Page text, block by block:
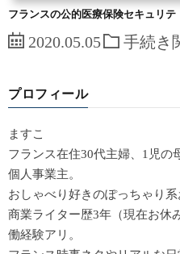
フランスの公的医療保険セキュリ
2020.05.05 手続き
プロフィール
ますこ
フランス在住30代主婦、1児の
個人事業主。
おしゃべり好きのぽっちゃり系
商業ライター歴3年（現在お休
働経験アリ。